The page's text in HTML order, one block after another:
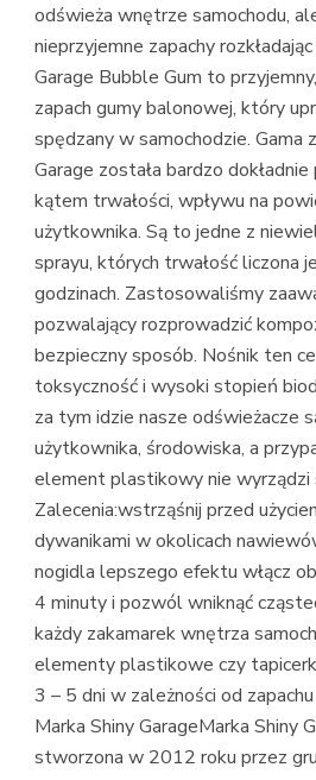
odświeża wnętrze samochodu,
nieprzyjemne zapachy
Garage Bubble Gum to
zapach gumy balonowej, który
spędzany w samochodzie. Gama
Garage została bardzo
kątem trwałości, wpływu na
użytkownika. Są to jedne z
sprayu, których trwałość liczona
godzinach. Zastosowaliśmy
pozwalający rozprowadzić
bezpieczny sposób. Nośnik ten
toksyczność i wysoki stopień
za tym idzie nasze odświeżacze
użytkownika, środowiska, a
element plastikowy nie wyrządzi
Zalecenia:wstrząśnij przed
dywanikami w okolicach
nogidla lepszego efektu włącz
4 minuty i pozwól wniknąć
każdy zakamarek wnętrza
elementy plastikowe czy
3 – 5 dni w zależności od
Marka Shiny GarageMarka Shiny
stworzona w 2012 roku przez